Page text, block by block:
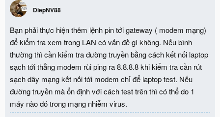
DiepNV88
Bạn phải thực hiện thêm lệnh pin tới gateway ( modem mạng)
để kiểm tra xem trong LAN có vấn đề gì không. Nếu bình
thường thì cần kiểm tra đường truyền bằng cách kết nối laptop
sạch tới thẳng modem rùi ping ra 8.8.8.8 khi kiểm tra cần rút
sạch dây mạng kết nối tới modem chỉ để laptop test. Nếu
đường truyền mà ổn định với cách test trên thì có thể do 1
máy nào đó trong mạng nhiễm virus.